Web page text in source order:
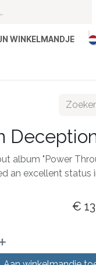
WINKELMANDJE
album "Power
an excellent status
€